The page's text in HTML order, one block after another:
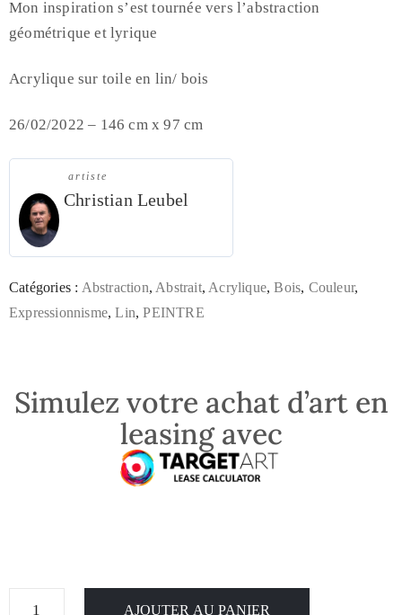
Mon inspiration s’est tournée vers l’abstraction
géométrique et lyrique
Acrylique sur toile en lin/ bois
26/02/2022 – 146 cm x 97 cm
artiste
Christian Leubel
Catégories : Abstraction, Abstrait, Acrylique,Bois, Couleur,
Expressionnisme,Lin,PEINTRE
Simulez votre achat d’art en
leasing avec
AJOUTER AU PANIER